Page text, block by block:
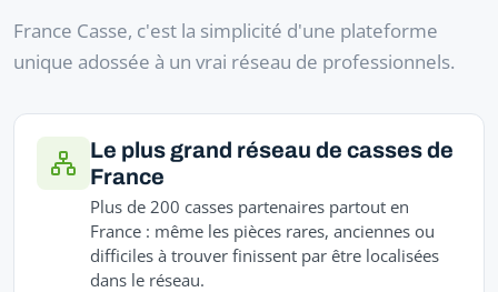
France Casse, c'est la simplicité d'une plateforme
unique adossée à un vrai réseau de professionnels.
Le plus grand réseau de casses de
France
Plus de 200 casses partenaires partout en
France : même les pièces rares, anciennes ou
difficiles à trouver finissent par être localisées
dans le réseau.